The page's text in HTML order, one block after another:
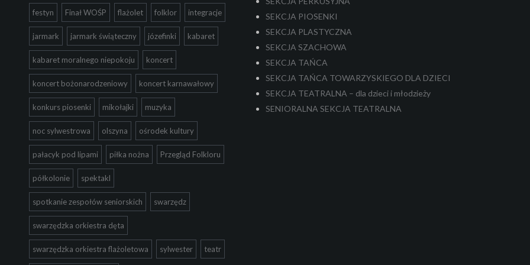
festyn Finał WOŚP flażolet folklor integracje
jarmark jarmark świąteczny józefinki kabaret
kabaret moralnego niepokoju koncert
koncert bożonarodzeniowy koncert karnawałowy
konkurs piosenki mikołajki muzyka
noc sylwestrowa olszyna ośrodek kultury
pałacyk pod lipami piłka nożna Przegląd Folkloru
półkolonie spektakl
spotkanie zespołów seniorskich swarzędz
swarzędzka orkiestra dęta
swarzędzka orkiestra flażoletowa sylwester teatr
SEKCJA PIOSENKI
SEKCJA PLASTYCZNA
SEKCJA SZACHOWA
SEKCJA TAŃCA
SEKCJA TAŃCA TOWARZYSKIEGO DLA DZIECI
SEKCJA TEATRALNA – dla dzieci i młodzieży
SENIORALNA SEKCJA TEATRALNA